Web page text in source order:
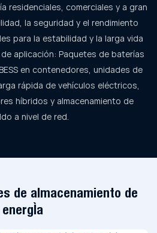
residenciales, comerciales y a gran
la seguridad y el rendimiento
para la estabilidad y la larga vida
aplicación: Paquetes de baterías
en contenedores, unidades de
rápida de vehículos eléctricos,
híbridos y almacenamiento de
a nivel de red.
de almacenamiento de
energía